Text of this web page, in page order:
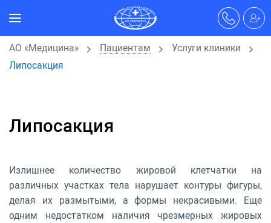
АО «Медицина» Пациентам
Услуги клиники
Липосакция
Липосакция
Излишнее количество жировой клетчатки на
различных участках тела нарушает контуры фигуры,
делая их размытыми, а формы некрасивыми. Еще
одним недостатком наличия чрезмерных жировых